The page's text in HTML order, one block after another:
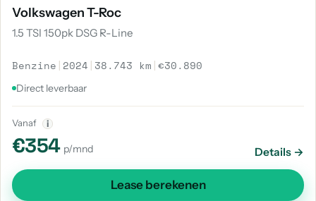
Volkswagen T-Roc
1.5 TSI 150pk DSG R-Line
Benzine | 2024 | 38.743 km |€30.890
Direct leverbaar
Vanaf i
€354 p/mnd Details →
Lease berekenen